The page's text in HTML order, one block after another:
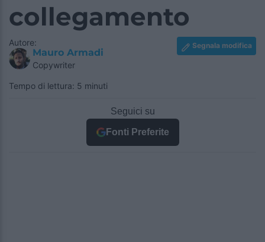
collegamento
Autore:
Mauro Armadi
Copywriter
Segnala modifica
Tempo di lettura: 5 minuti
Seguici su
Fonti Preferite